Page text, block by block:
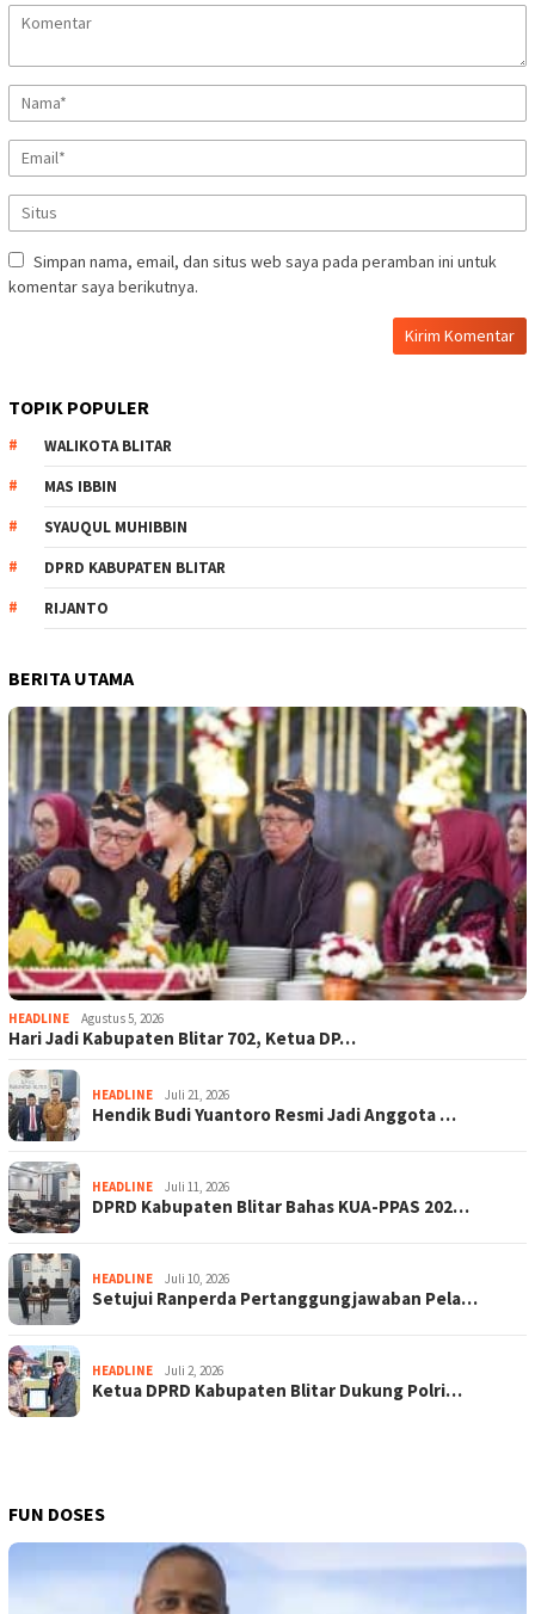
Simpan nama, email, dan situs web saya pada peramban ini untuk
komentar saya berikutnya.
TOPIK POPULER
WALIKOTA BLITAR
MAS IBBIN
SYAUQUL MUHIBBIN
DPRD KABUPATEN BLITAR
RIJANTO
BERITA UTAMA
HEADLINE Agustus 5, 2026
Hari Jadi Kabupaten Blitar 702, Ketua DP…
HEADLINE Juli 21, 2026
Hendik Budi Yuantoro Resmi Jadi Anggota …
HEADLINE Juli 11, 2026
DPRD Kabupaten Blitar Bahas KUA-PPAS 202…
HEADLINE Juli 10, 2026
Setujui Ranperda Pertanggungjawaban Pela…
HEADLINE Juli 2, 2026
Ketua DPRD Kabupaten Blitar Dukung Polri…
FUN DOSES